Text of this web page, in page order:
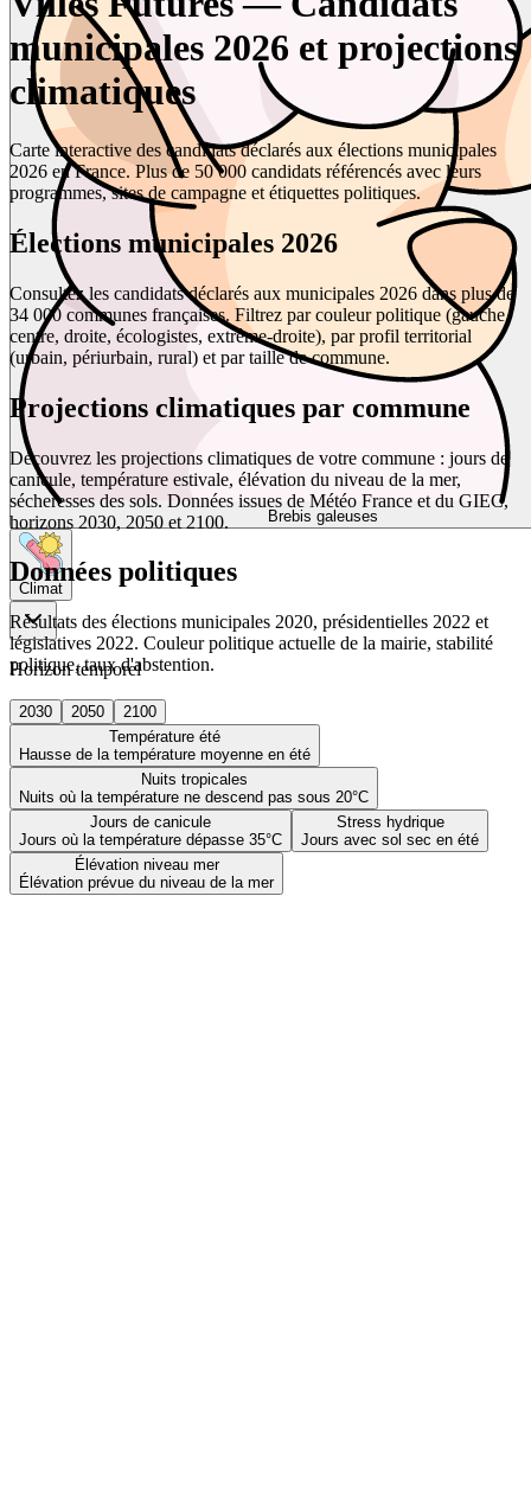
Brebis galeuses
Climat
Horizon temporel
2030 2050
2100
Température été
Hausse de la température moyenne en été
Nuits tropicales
Nuits où la température ne descend pas sous 20°C
Jours de canicule
Jours où la température dépasse 35°C
Stress hydrique
Jours avec sol sec en été
Élévation niveau mer
Élévation prévue du niveau de la mer
municipales 2026 et projections
climatiques
Carte interactive des candidats déclarés aux élections municipales
2026 en France. Plus de 50 000 candidats référencés avec leurs
programmes, sites de campagne et étiquettes politiques.
Élections municipales 2026
Consultez les candidats déclarés aux municipales 2026 dans plus de
34 000 communes françaises. Filtrez par couleur politique (gauche,
centre, droite, écologistes, extrême-droite), par profil territorial
(urbain, périurbain, rural) et par taille de commune.
Projections climatiques par commune
Découvrez les projections climatiques de votre commune : jours de
canicule, température estivale, élévation du niveau de la mer,
sécheresses des sols. Données issues de Météo France et du GIEC,
horizons 2030, 2050 et 2100.
Données politiques
Résultats des élections municipales 2020, présidentielles 2022 et
législatives 2022. Couleur politique actuelle de la mairie, stabilité
politique, taux d'abstention.